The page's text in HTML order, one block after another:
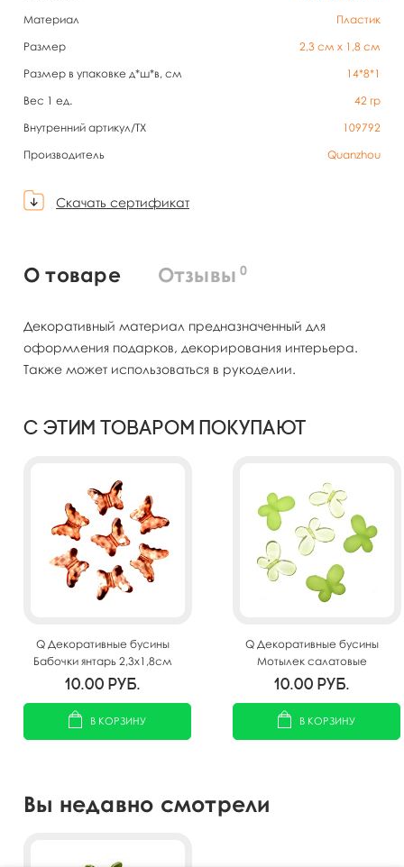
Материал
Пластик
Размер
2,3 см х 1,8 см
Размер в упаковке д*ш*в, см
14*8*1
Вес 1 ед.
42 гр
Внутренний артикул/TX
109792
Производитель
Quanzhou
Скачать сертификат
О товаре Отзывы 0
Декоративный материал предназначенный для
оформления подарков, декорирования интерьера.
Также может использоваться в рукоделии.
С этим товаром покупают
Q Декоративные бусины
Бабочки янтарь 2,3x1,8см
20шт
10.00 руб.
В КОРЗИНУ
Q Декоративные бусины
Мотылек салатовые
ассорти 3х2,2см 10шт
10.00 руб.
В КОРЗИНУ
Вы недавно смотрели